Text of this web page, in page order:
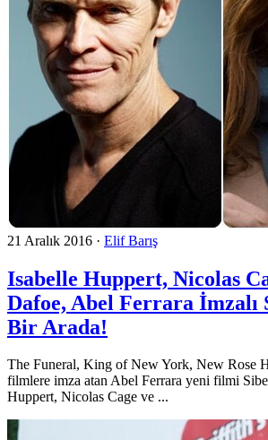
21 Aralık 2016 · Elif Barış
Isabelle Huppert, Nicolas
Dafoe, Abel Ferrara İmzalı
Bir Arada!
The Funeral, King of New York, New Rose
filmlere imza atan Abel Ferrara yeni filmi
Huppert, Nicolas Cage ve ...